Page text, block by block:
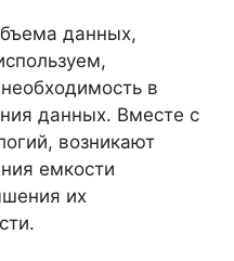
данных,
в
данных. Вместе с
возникают
емкости
их